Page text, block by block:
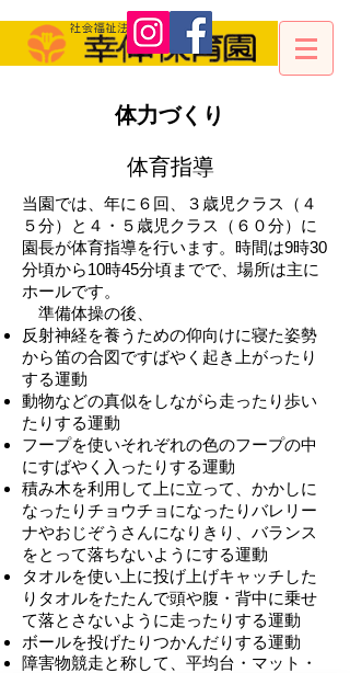
体力づくり
体育指導
当園では、年に６回、３歳児クラス（４
５分）と４・５歳児クラス（６０分）に
園長が体育指導を行います。時間は9時30
分頃から10時45分頃までで、場所は主に
ホールです。
準備体操の後、
反射神経を養うための仰向けに寝た姿勢
から笛の合図ですばやく起き上がったり
する運動
動物などの真似をしながら走ったり歩い
たりする運動
フープを使いそれぞれの色のフープの中
にすばやく入ったりする運動
積み木を利用して上に立って、かかしに
なったりチョウチョになったりバレリー
ナやおじぞうさんになりきり、バランス
をとって落ちないようにする運動
タオルを使い上に投げ上げキャッチした
りタオルをたたんで頭や腹・背中に乗せ
て落とさないように走ったりする運動
ボールを投げたりつかんだりする運動
障害物競走と称して、平均台・マット・